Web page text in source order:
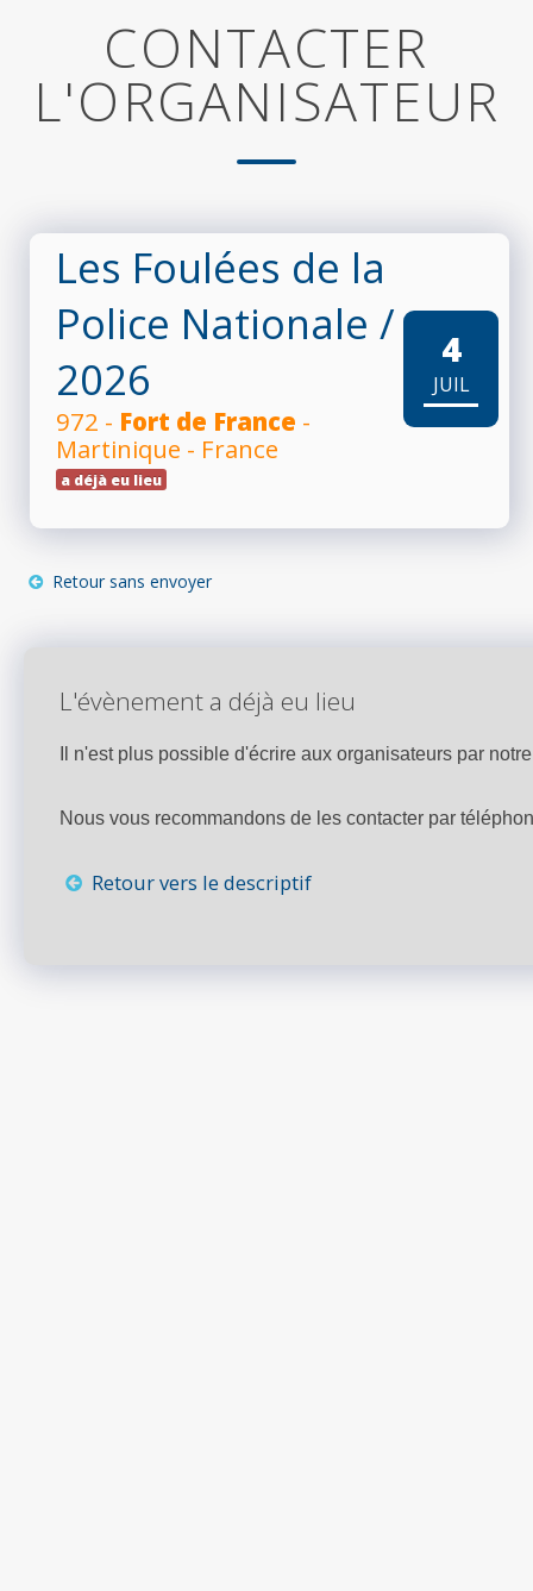
CONTACTER
L'ORGANISATEUR
Les Foulées de la
Police Nationale /
2026
972 - Fort de France -
Martinique - France
a déjà eu lieu
4
JUIL
Retour sans envoyer
L'évènement a déjà eu lieu
Il n'est plus possible d'écrire aux organisateurs par
Nous vous recommandons de les contacter par
Retour vers le descriptif